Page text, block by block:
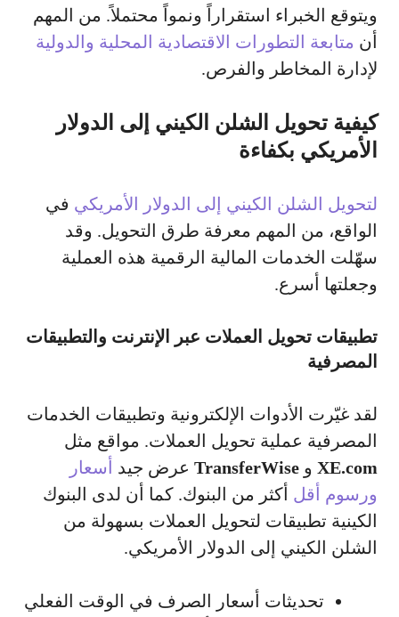
ويتوقع الخبراء استقراراً ونمواً محتملاً. من المهم
أن متابعة التطورات الاقتصادية المحلية والدولية
لإدارة المخاطر والفرص.
كيفية تحويل الشلن الكيني إلى الدولار
الأمريكي بكفاءة
لتحويل الشلن الكيني إلى الدولار الأمريكي في
الواقع، من المهم معرفة طرق التحويل. وقد
سهّلت الخدمات المالية الرقمية هذه العملية
وجعلتها أسرع.
تطبيقات تحويل العملات عبر الإنترنت والتطبيقات
المصرفية
لقد غيّرت الأدوات الإلكترونية وتطبيقات الخدمات
المصرفية عملية تحويل العملات. مواقع مثل
XE.com و TransferWise عرض جيد
أسعار
ورسوم أقل أكثر من البنوك. كما أن لدى البنوك
الكينية تطبيقات لتحويل العملات بسهولة من
الشلن الكيني إلى الدولار الأمريكي.
تحديثات أسعار الصرف في الوقت الفعلي